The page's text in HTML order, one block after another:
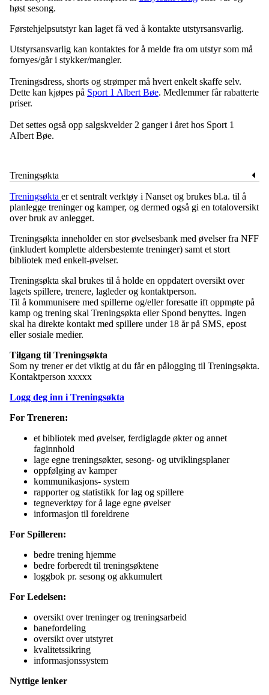
høst sesong.
Førstehjelpsutstyr kan laget få ved å kontakte utstyrsansvarlig.
Utstyrsansvarlig kan kontaktes for å melde fra om utstyr som må
fornyes/går i stykker/mangler.
Treningsdress, shorts og strømper må hvert enkelt skaffe selv.
Dette kan kjøpes på Sport 1 Albert Bøe. Medlemmer får rabatterte
priser.
Det settes også opp salgskvelder 2 ganger i året hos Sport 1
Albert Bøe.
Treningsøkta
Treningsøkta er et sentralt verktøy i Nanset og brukes bl.a. til å
planlegge treninger og kamper, og dermed også gi en totaloversikt
over bruk av anlegget.
Treningsøkta inneholder en stor øvelsesbank med øvelser fra NFF
(inkludert komplette aldersbestemte treninger) samt et stort
bibliotek med enkelt-øvelser.
Treningsøkta skal brukes til å holde en oppdatert oversikt over
lagets spillere, trenere, lagleder og kontaktperson.
Til å kommunisere med spillerne og/eller foresatte ift oppmøte på
kamp og trening skal Treningsøkta eller Spond benyttes. Ingen
skal ha direkte kontakt med spillere under 18 år på SMS, epost
eller sosiale medier.
Tilgang til Treningsøkta
Som ny trener er det viktig at du får en pålogging til Treningsøkta.
Kontaktperson xxxxx
Logg deg inn i Treningsøkta
For Treneren:
et bibliotek med øvelser, ferdiglagde økter og annet
faginnhold
lage egne treningsøkter, sesong- og utviklingsplaner
oppfølging av kamper
kommunikasjons- system
rapporter og statistikk for lag og spillere
tegneverktøy for å lage egne øvelser
informasjon til foreldrene
For Spilleren:
bedre trening hjemme
bedre forberedt til treningsøktene
loggbok pr. sesong og akkumulert
For Ledelsen:
oversikt over treninger og treningsarbeid
banefordeling
oversikt over utstyret
kvalitetssikring
informasjonssystem
Nyttige lenker